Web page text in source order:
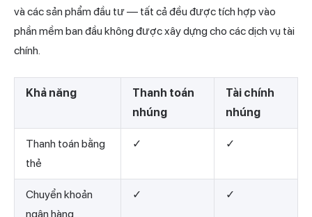
và các sản phẩm đầu tư — tất cả đều được tích hợp vào
phần mềm ban đầu không được xây dựng cho các dịch vụ tài
chính.
Khả năng
Thanh toán
nhúng
Tài chính
nhúng
Thanh toán bằng
thẻ
✓ ✓
Chuyển khoản
ngân hàng
✓ ✓